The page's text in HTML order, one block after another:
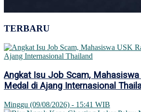
TERBARU
Angkat Isu Job Scam, Mahasiswa
Medal di Ajang Internasional
Minggu (09/08/2026) - 15:41 WIB